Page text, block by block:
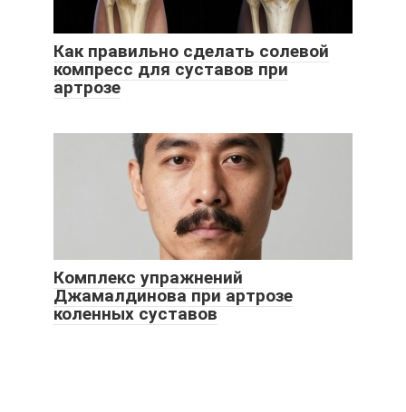
Как правильно сделать солевой
компресс для суставов при
артрозе
Комплекс упражнений
Джамалдинова при артрозе
коленных суставов